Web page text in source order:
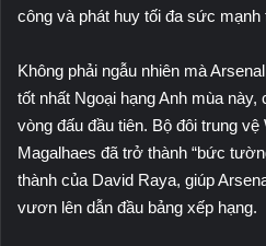
công và phát huy tối đa sức mạnh
Không phải ngẫu nhiên mà
tốt nhất Ngoại hạng Anh mùa
vòng đấu đầu tiên. Bộ đôi trung
Magalhaes đã trở thành “bức
thành của David Raya, giúp
vươn lên dẫn đầu bảng xếp hạng.